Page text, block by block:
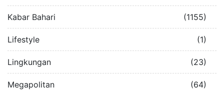
Kabar Bahari (1155)
Lifestyle (1)
Lingkungan (23)
Megapolitan (64)